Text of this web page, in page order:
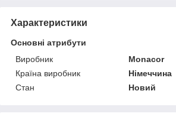
Характеристики
Основні атрибути
Виробник
Monacor
Країна виробник
Німеччина
Стан
Новий